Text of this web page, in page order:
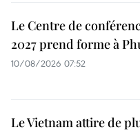
Le Centre de
2027 prend forme à
10/08/2026 07:52
Le Vietnam attire de